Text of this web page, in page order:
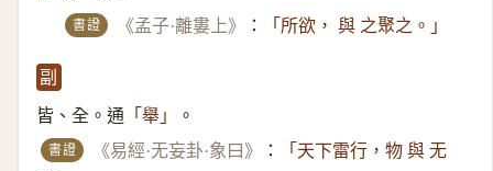
書證 《孟子·離婁上》 ： 「所欲， 與 之聚之。」
副
皆、全。通 「舉」 。
書證 《易經·无妄卦·象曰》 ：
「天下雷行，物 與 无